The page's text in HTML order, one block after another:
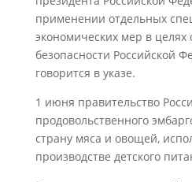
применении отдельных
экономических мер в целях
безопасности Российской
говорится в указе.
1 июня правительство
продовольственного
страну мяса и овощей,
производстве детского